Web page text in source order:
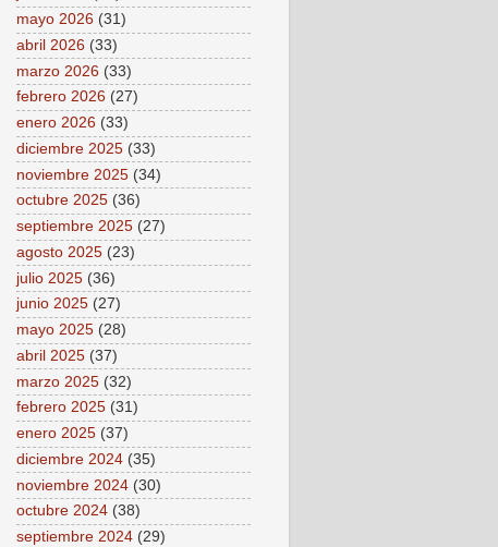
mayo 2026 (31)
abril 2026 (33)
marzo 2026 (33)
febrero 2026 (27)
enero 2026 (33)
diciembre 2025 (33)
noviembre 2025 (34)
octubre 2025 (36)
septiembre 2025 (27)
agosto 2025 (23)
julio 2025 (36)
junio 2025 (27)
mayo 2025 (28)
abril 2025 (37)
marzo 2025 (32)
febrero 2025 (31)
enero 2025 (37)
diciembre 2024 (35)
noviembre 2024 (30)
octubre 2024 (38)
septiembre 2024 (29)